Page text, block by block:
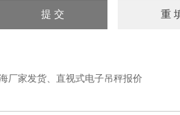
厂家发货、直视式电子吊秤报价